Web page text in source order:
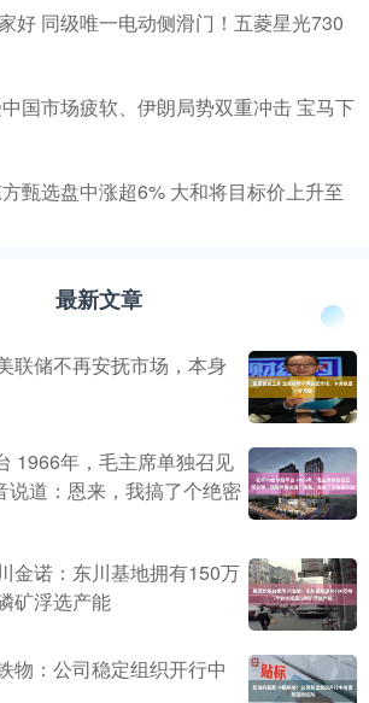
好 同级唯一电动侧滑门！五菱星光730
国市场疲软、伊朗局势双重冲击 宝马下
甄选盘中涨超6% 大和将目标价上升至
最新文章
联储不再安抚市场，本身
1966年，毛主席单独召见
说道：恩来，我搞了个绝密
金诺：东川基地拥有150万
矿浮选产能
物：公司稳定组织开行中